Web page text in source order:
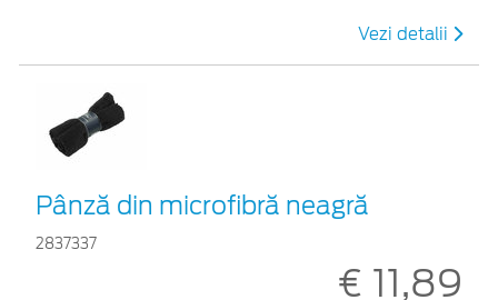
Vezi detalii
Pânză din microfibră neagră
2837337
€ 11,89